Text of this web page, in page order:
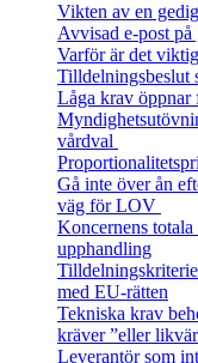
Vikten av en
Avvisad e-post
Varför är det
Tilldelningsbeslut
Låga krav öppnar
vårdval
Gå inte över ån
väg för LOV
Koncernens
upphandling
med EU‑rätten
Tekniska krav
kräver ”eller
Leverantör som